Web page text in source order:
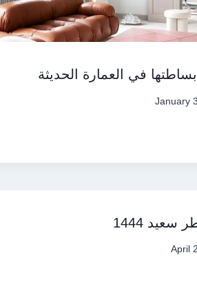
في العمارة الحديثة
January
سعيد 1444
April